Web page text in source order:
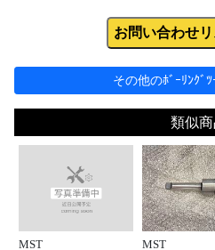
お問い合わせ
その他のﾎﾞｰﾘﾝｸﾞ
類似
MST MST